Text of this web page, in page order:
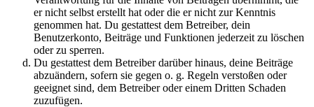
er nicht selbst erstellt hat oder die er nicht zur Kenntnis
genommen hat. Du gestattest dem Betreiber, dein
Benutzerkonto, Beiträge und Funktionen jederzeit zu löschen
oder zu sperren.
Du gestattest dem Betreiber darüber hinaus, deine Beiträge
abzuändern, sofern sie gegen o. g. Regeln verstoßen oder
geeignet sind, dem Betreiber oder einem Dritten Schaden
zuzufügen.